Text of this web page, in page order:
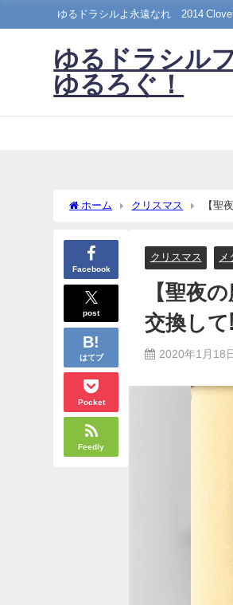
ゆるドラシルよ永遠なれ©2014
ゆるドラシル
ゆるろぐ！
ホーム クリスマス 【聖
Facebook
post
はてブ
Pocket
Feedly
クリスマス メ
【聖夜
交換して
2020年1月18